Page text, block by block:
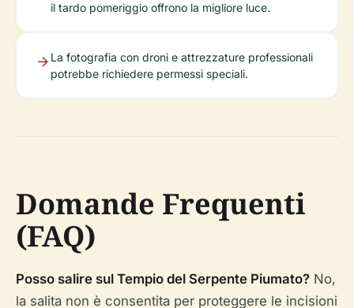
il tardo pomeriggio offrono la migliore luce.
La fotografia con droni e attrezzature professionali
potrebbe richiedere permessi speciali.
Domande Frequenti
(FAQ)
Posso salire sul Tempio del Serpente Piumato? No,
la salita non è consentita per proteggere le incisioni